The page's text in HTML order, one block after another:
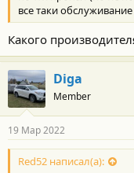
все таки
Какого
Diga
Member
19 Мар 2022
Red52 написал(а):